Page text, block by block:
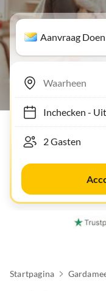
Aanvraag Doen
Inchecken-
Startpagina